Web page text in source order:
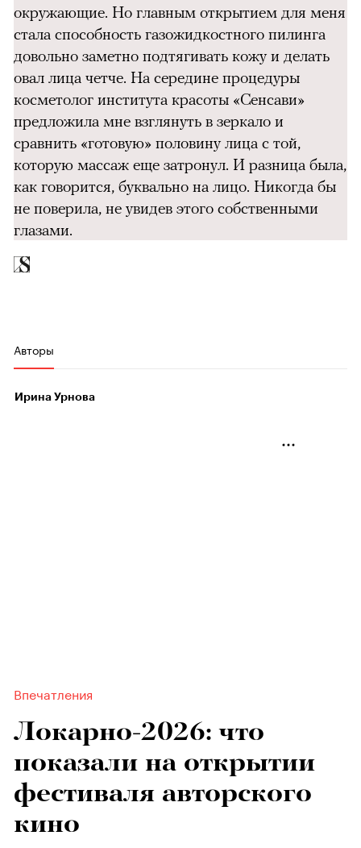
окружающие. Но главным открытием для меня
стала способность газожидкостного пилинга
довольно заметно подтягивать кожу и делать
овал лица четче. На середине процедуры
косметолог института красоты «Сенсави»
предложила мне взглянуть в зеркало и
сравнить «готовую» половину лица с той,
которую массаж еще затронул. И разница была,
как говорится, буквально на лицо. Никогда бы
не поверила, не увидев этого собственными
глазами.
Авторы
Ирина Урнова
Впечатления
Локарно-2026: что
показали на открытии
фестиваля авторского
кино